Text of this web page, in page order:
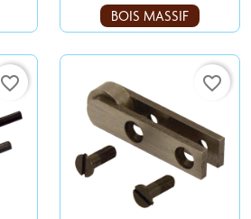
BOIS MASSIF
favorite_border favorite_border